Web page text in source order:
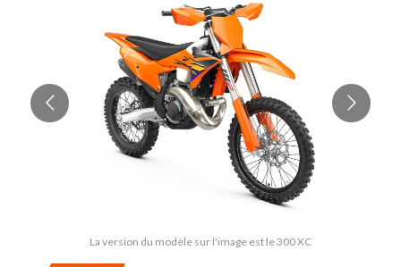
La version du modèle sur l'image est le 300 XC